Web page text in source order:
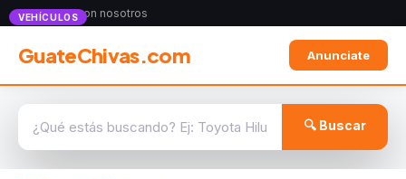
Anunciate con nosotros
GuateChivas.com Anunciate
🔍 Buscar
VEHÍCULOS